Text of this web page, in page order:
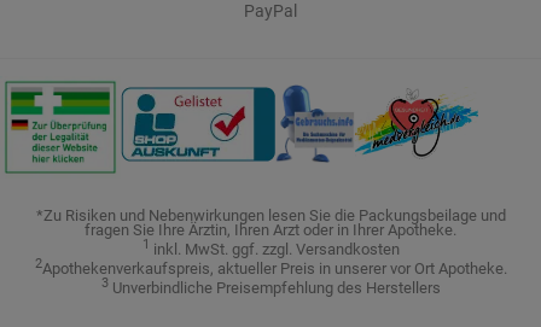
PayPal
*Zu Risiken und Nebenwirkungen lesen Sie die Packungsbeilage und
fragen Sie Ihre Ärztin, Ihren Arzt oder in Ihrer Apotheke.
1 inkl. MwSt. ggf. zzgl. Versandkosten
2Apothekenverkaufspreis, aktueller Preis in unserer vor Ort Apotheke.
3Unverbindliche Preisempfehlung des Herstellers